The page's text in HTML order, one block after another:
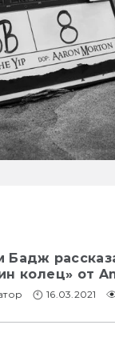
Бадж
колец» от
16.03.2021